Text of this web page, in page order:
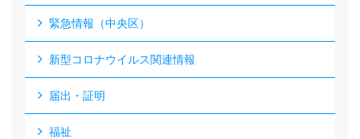
緊急情報（中央区）
新型コロナウイルス関連情報
届出・証明
福祉